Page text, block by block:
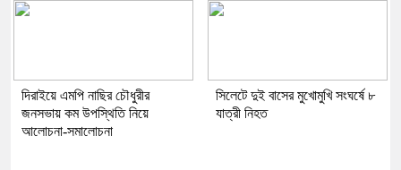
দিরাইয়ে এমপি নাছির চৌধুরীর
জনসভায় কম উপস্থিতি নিয়ে
আলোচনা-সমালোচনা
সিলেটে দুই বাসের মুখোমুখি সংঘর্ষে ৮
যাত্রী নিহত